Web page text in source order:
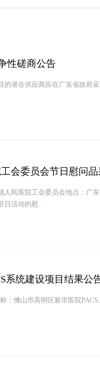
性磋商公告
潜在供应商应在广东省政府
会委员会节日慰问
民医院工会委员会地点：广
日活动的慰...
系统建设项目结果公
：佛山市高明区新市医院